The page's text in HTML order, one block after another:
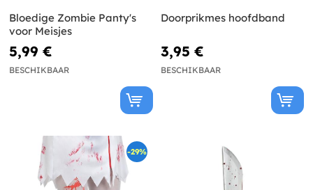
Bloedige Zombie Panty's
voor Meisjes
5,99 €
BESCHIKBAAR
Doorprikmes hoofdband
3,95 €
BESCHIKBAAR
-29%